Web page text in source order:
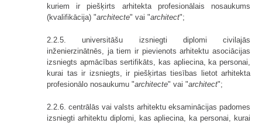
kuriem ir piešķirts arhitekta profesionālais nosaukums
(kvalifikācija) "architecte" vai "architect";
2.2.5. universitāšu izsniegti diplomi civilajās
inženierzinātnēs, ja tiem ir pievienots arhitektu asociācijas
izsniegts apmācības sertifikāts, kas apliecina, ka personai,
kurai tas ir izsniegts, ir piešķirtas tiesības lietot arhitekta
profesionālo nosaukumu "architecte" vai "architect";
2.2.6. centrālās vai valsts arhitektu ek­saminācijas padomes
izsniegti arhitektu diplomi, kas apliecina, ka personai, kurai